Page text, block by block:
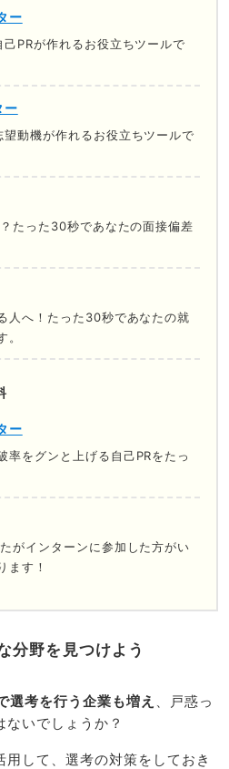
ー
PRが作れるお役立ちツールで
ー
動機が作れるお役立ちツールで
たった30秒であなたの面接偏差
人へ！たった30秒であなたの就
ー
率をグンと上げる自己PRをたっ
がインターンに参加した方がい
ます！
分野を見つけよう
選考を行う企業も増え 、戸惑っ
いでしょうか？
用して、選考の対策をしておき